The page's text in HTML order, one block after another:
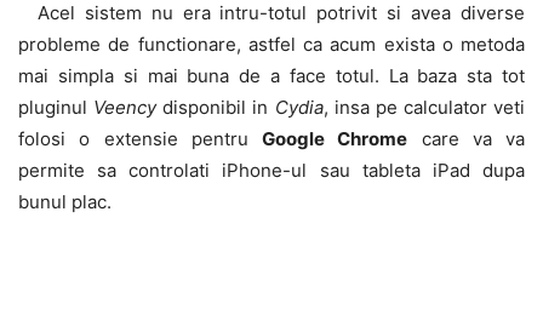
Acel sistem nu era intru-totul potrivit si avea diverse
probleme de functionare, astfel ca acum exista o metoda
mai simpla si mai buna de a face totul. La baza sta tot
pluginul Veencydisponibil in Cydia, insa pe calculator veti
folosi o extensie pentru Google Chrome care va va
permite sa controlati iPhone-ul sau tableta iPad dupa
bunul plac.